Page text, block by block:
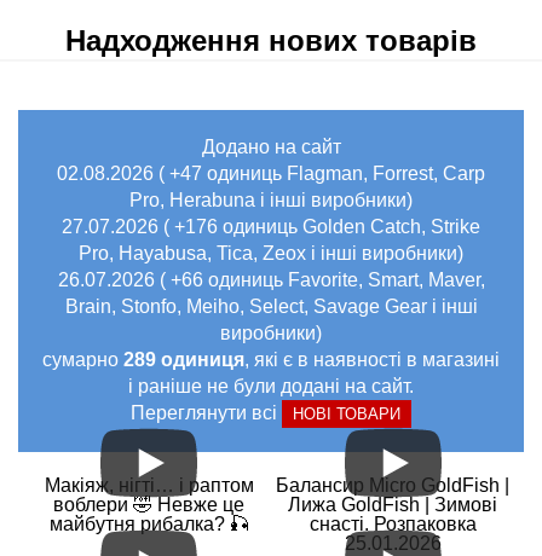
Надходження нових товарів
Додано на сайт
02.08.2026 ( +47 одиниць Flagman, Forrest, Carp
Pro, Herabuna і інші виробники)
27.07.2026 ( +176 одиниць Golden Catch, Strike
Pro, Hayabusa, Tica, Zeox і інші виробники)
26.07.2026 ( +66 одиниць Favorite, Smart, Maver,
Brain, Stonfo, Meiho, Select, Savage Gear і інші
виробники)
сумарно 289 одиниця, які є в наявності в магазині
і раніше не були додані на сайт.
Переглянути всі
НОВІ ТОВАРИ
Макіяж, нігті… і раптом
воблери 🤣 Невже це
майбутня рибалка? 🎣
Балансир Micro GoldFish |
Лижа GoldFish | Зимові
снасті. Розпаковка
25.01.2026